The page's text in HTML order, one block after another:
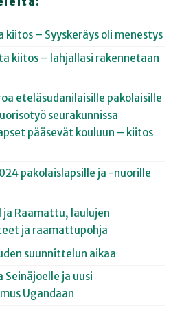
kiitos – Syyskeräys oli menestys
kiitos – lahjallasi rakennetaan
eteläsudanilaisille pakolaisille
seurakunnissa
pääsevät kouluun – kiitos
pakolaislapsille ja -nuorille
ja Raamattu, laulujen
ja raamattupohja
suunnittelun aikaa
Seinäjoelle ja uusi
Ugandaan